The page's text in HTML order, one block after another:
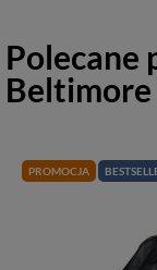
Polecane
Beltimore
PROMOCJA